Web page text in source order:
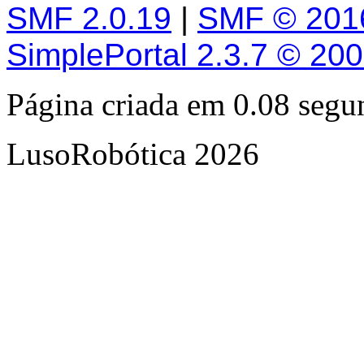
SMF 2.0.19 | SMF ©
SimplePortal 2.3.7 ©
Página criada em 0.08
LusoRobótica 2026